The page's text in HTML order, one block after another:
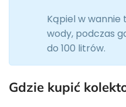
Kąpiel w wannie
wody, podczas
do 100 litrów.
Gdzie kupić